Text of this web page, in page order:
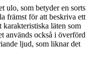
ulo, som betyder en sorts
främst för att beskriva ett
karakteristiska läten som
används också i överförd
ljud, som liknar det